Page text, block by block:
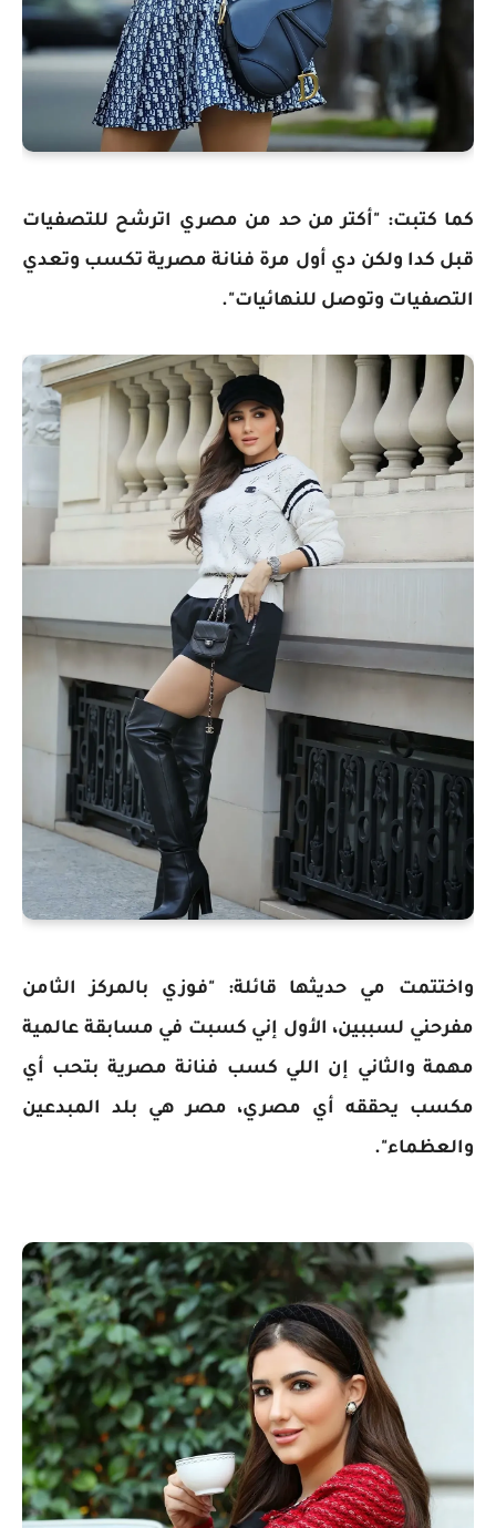
كما كتبت: "أكتر من حد من مصري اترشح للتصفيات
قبل كدا ولكن دي أول مرة فنانة مصرية تكسب وتعدي
التصفيات وتوصل للنهائيات".
واختتمت مي حديثها قائلة: "فوزي بالمركز الثامن
مفرحني لسببين، الأول إني كسبت في مسابقة عالمية
مهمة والثاني إن اللي كسب فنانة مصرية بتحب أي
مكسب يحققه أي مصري، مصر هي بلد المبدعين
والعظماء".